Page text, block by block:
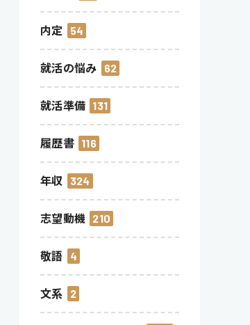
内定 54
就活の悩み 62
就活準備 131
履歴書 116
年収 324
志望動機 210
敬語 4
文系 2